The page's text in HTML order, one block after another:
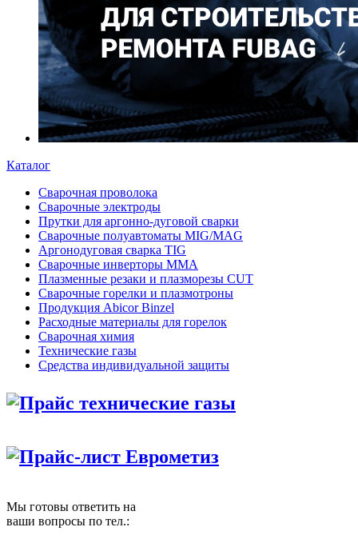
Каталог
Сварочная проволока
Сварочные электроды
Прутки для аргонно-дуговой сварки
Сварочные полуавтоматы MIG/MAG
Аргонодуговая сварка TIG
Сварочные инверторы MMA
Плазменные резаки и плазморезы CUT
Сварочные горелки и плазмотроны
Продукция Abicor Binzel
Расходные материалы для горелок
Сварочная химия
Технические газы
Средства индивидуальной защиты
Прайс технические газы
Прайс-лист Еврометиз
Мы готовы ответить на
ваши вопросы по тел.: